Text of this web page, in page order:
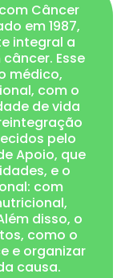
Câncer
em 1987,
integral a
Esse
médico,
com o
de vida
pelo
Apoio, que
e o
com
disso, o
como o
e organizar
causa.